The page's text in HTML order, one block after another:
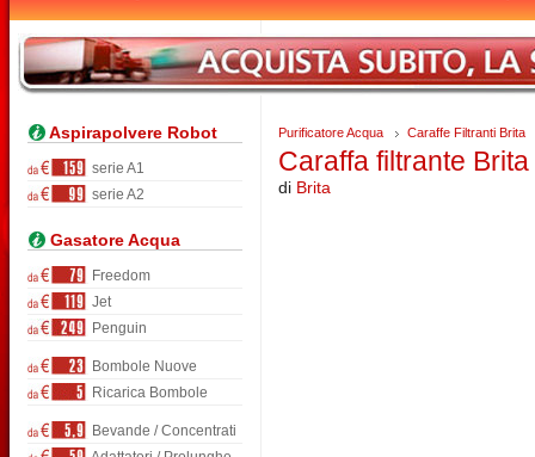
Aspirapolvere Robot
serie A1
serie A2
Gasatore Acqua
Freedom
Jet
Penguin
Bombole Nuove
Ricarica Bombole
Bevande / Concentrati
Purificatore Acqua Caraffe Filtranti Brita
Caraffa filtrante
di Brita